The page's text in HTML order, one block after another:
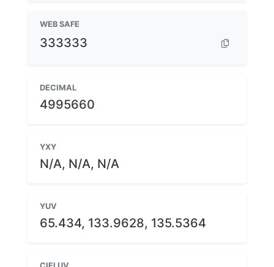
WEB SAFE
333333
DECIMAL
4995660
YXY
N/A, N/A, N/A
YUV
65.434, 133.9628, 135.5364
CIELUV